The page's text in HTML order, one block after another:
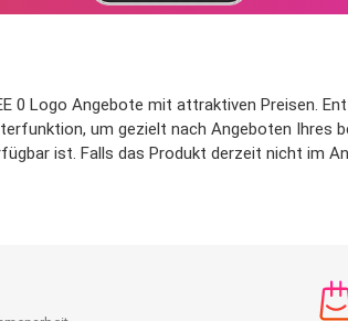
0 Logo Angebote mit attraktiven Preisen.
um gezielt nach Angeboten Ihres
ist. Falls das Produkt derzeit nicht im